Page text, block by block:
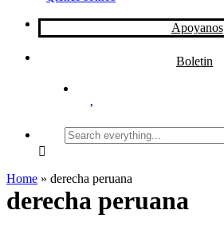
Apoyanos
Boletin
Search
everything...
Home » derecha peruana
derecha peruana